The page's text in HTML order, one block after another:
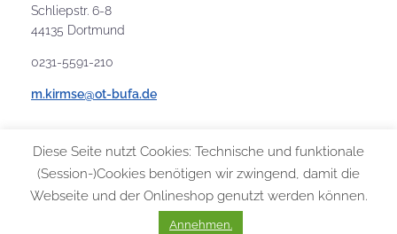
Schliepstr. 6-8
44135 Dortmund
0231-5591-210
m.kirmse@ot-bufa.de
© 2026 Bundesfachschule für Orthopädie-Technik |Allgemeine
Geschäftsbedingungen|Datenschutzerklärung
Diese Seite nutzt Cookies: Technische und funktionale
(Session-)Cookies benötigen wir zwingend, damit die
Webseite und der Onlineshop genutzt werden können.
Annehmen.